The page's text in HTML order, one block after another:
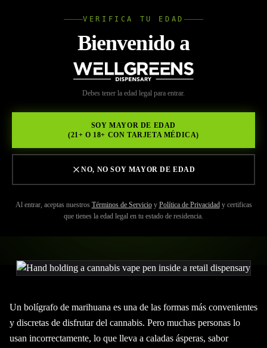
VERIFICA TU EDAD
Bienvenido a
Debes tener la edad legal para entrar.
SOY MAYOR DE EDAD
(21+ O 18+ CON TARJETA MÉDICA)
NO, NO SOY MAYOR DE EDAD
Al entrar, aceptas nuestros Términos de Servicio y Política de Privacidad y certificas
que tienes la edad legal en tu estado de residencia.
Volver a Recursos
Cómo usar un vaporizador
de marihuana
correctamente para un
mejor sabor y caladas más
suaves
Un bolígrafo de marihuana es una de las formas más convenientes
y discretas de disfrutar del cannabis. Pero muchas personas lo
usan incorrectamente, lo que lleva a caladas ásperas, sabor